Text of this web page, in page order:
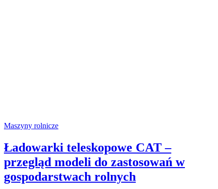
Maszyny rolnicze
Ładowarki teleskopowe CAT –
przegląd modeli do zastosowań w
gospodarstwach rolnych